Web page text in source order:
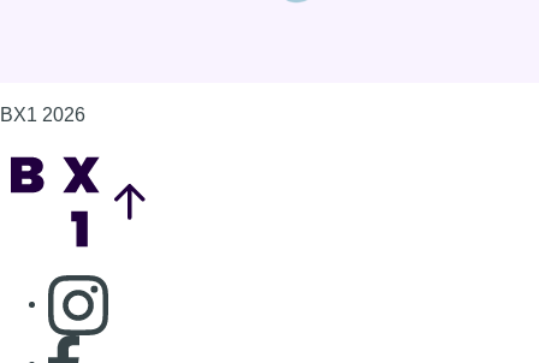
BX1 2026
Consulter page Instagram
Consulter page Facebook